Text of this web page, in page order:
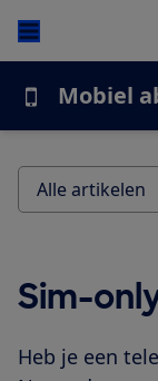
Mobiel
Sim-
Heb je een
Alle artikelen